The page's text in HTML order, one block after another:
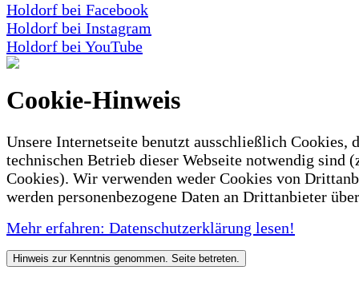
Holdorf bei Facebook
Holdorf bei Instagram
Holdorf bei YouTube
Cookie-Hinweis
Unsere Internetseite benutzt ausschließlich Cookies,
technischen Betrieb dieser Webseite notwendig sind
Cookies). Wir verwenden weder Cookies von
werden personenbezogene Daten an Drittanbieter
Mehr erfahren: Datenschutzerklärung lesen!
Hinweis zur Kenntnis genommen. Seite betreten.